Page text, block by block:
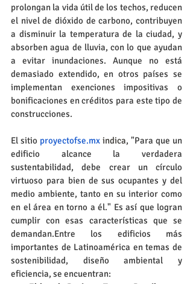
prolongan la vida útil de los techos, reducen
el nivel de dióxido de carbono, contribuyen
a disminuir la temperatura de la ciudad, y
absorben agua de lluvia, con lo que ayudan
a evitar inundaciones. Aunque no está
demasiado extendido, en otros países se
implementan exenciones impositivas o
bonificaciones en créditos para este tipo de
construcciones.
El sitio proyectofse.mx indica, "Para que un
edificio alcance la verdadera
sustentabilidad, debe crear un círculo
virtuoso para bien de sus ocupantes y del
medio ambiente, tanto en su interior como
en el área en torno a él." Es así que logran
cumplir con esas características que se
demandan.Entre los edificios más
importantes de Latinoamérica en temas de
sostenibilidad, diseño ambiental y
eficiencia, se encuentran: